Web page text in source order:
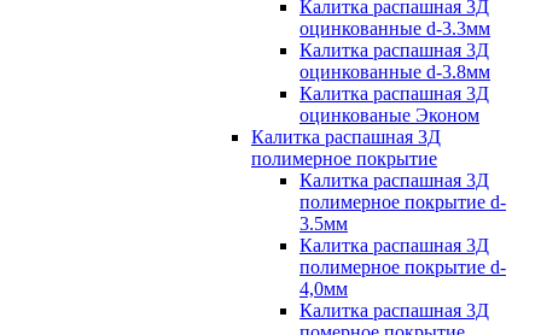
Калитка распашная 3Д
оцинкованные d-3.3мм
Калитка распашная 3Д
оцинкованные d-3.8мм
Калитка распашная 3Д
оцинкованые Эконом
Калитка распашная 3Д
полимерное покрытие
Калитка распашная 3Д
полимерное покрытие d-
3.5мм
Калитка распашная 3Д
полимерное покрытие d-
4,0мм
Калитка распашная 3Д